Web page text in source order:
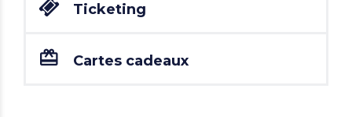
Ticketing
Cartes cadeaux